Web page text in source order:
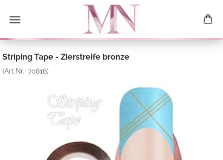
Striping Tape - Zierstreife bronze
(Art.Nr.: 70816)